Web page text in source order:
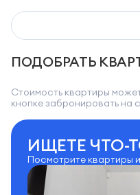
ПОДОБРАТЬ
Стоимость квартиры
кнопке забронировать на
ИЩЕТЕ ЧТО-
Посмотрите квартиры